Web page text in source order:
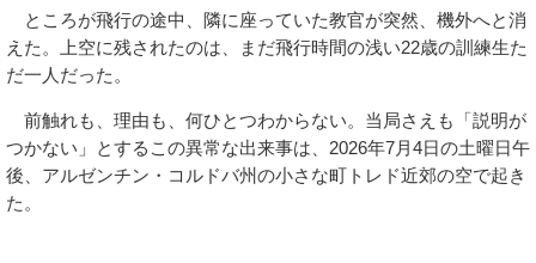
ところが飛行の途中、隣に座っていた教官が突然、機外へと消
えた。上空に残されたのは、まだ飛行時間の浅い22歳の訓練生た
だ一人だった。
前触れも、理由も、何ひとつわからない。当局さえも「説明が
つかない」とするこの異常な出来事は、2026年7月4日の土曜日午
後、アルゼンチン・コルドバ州の小さな町トレド近郊の空で起き
た。